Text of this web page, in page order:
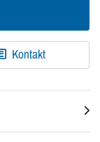
Kontakt